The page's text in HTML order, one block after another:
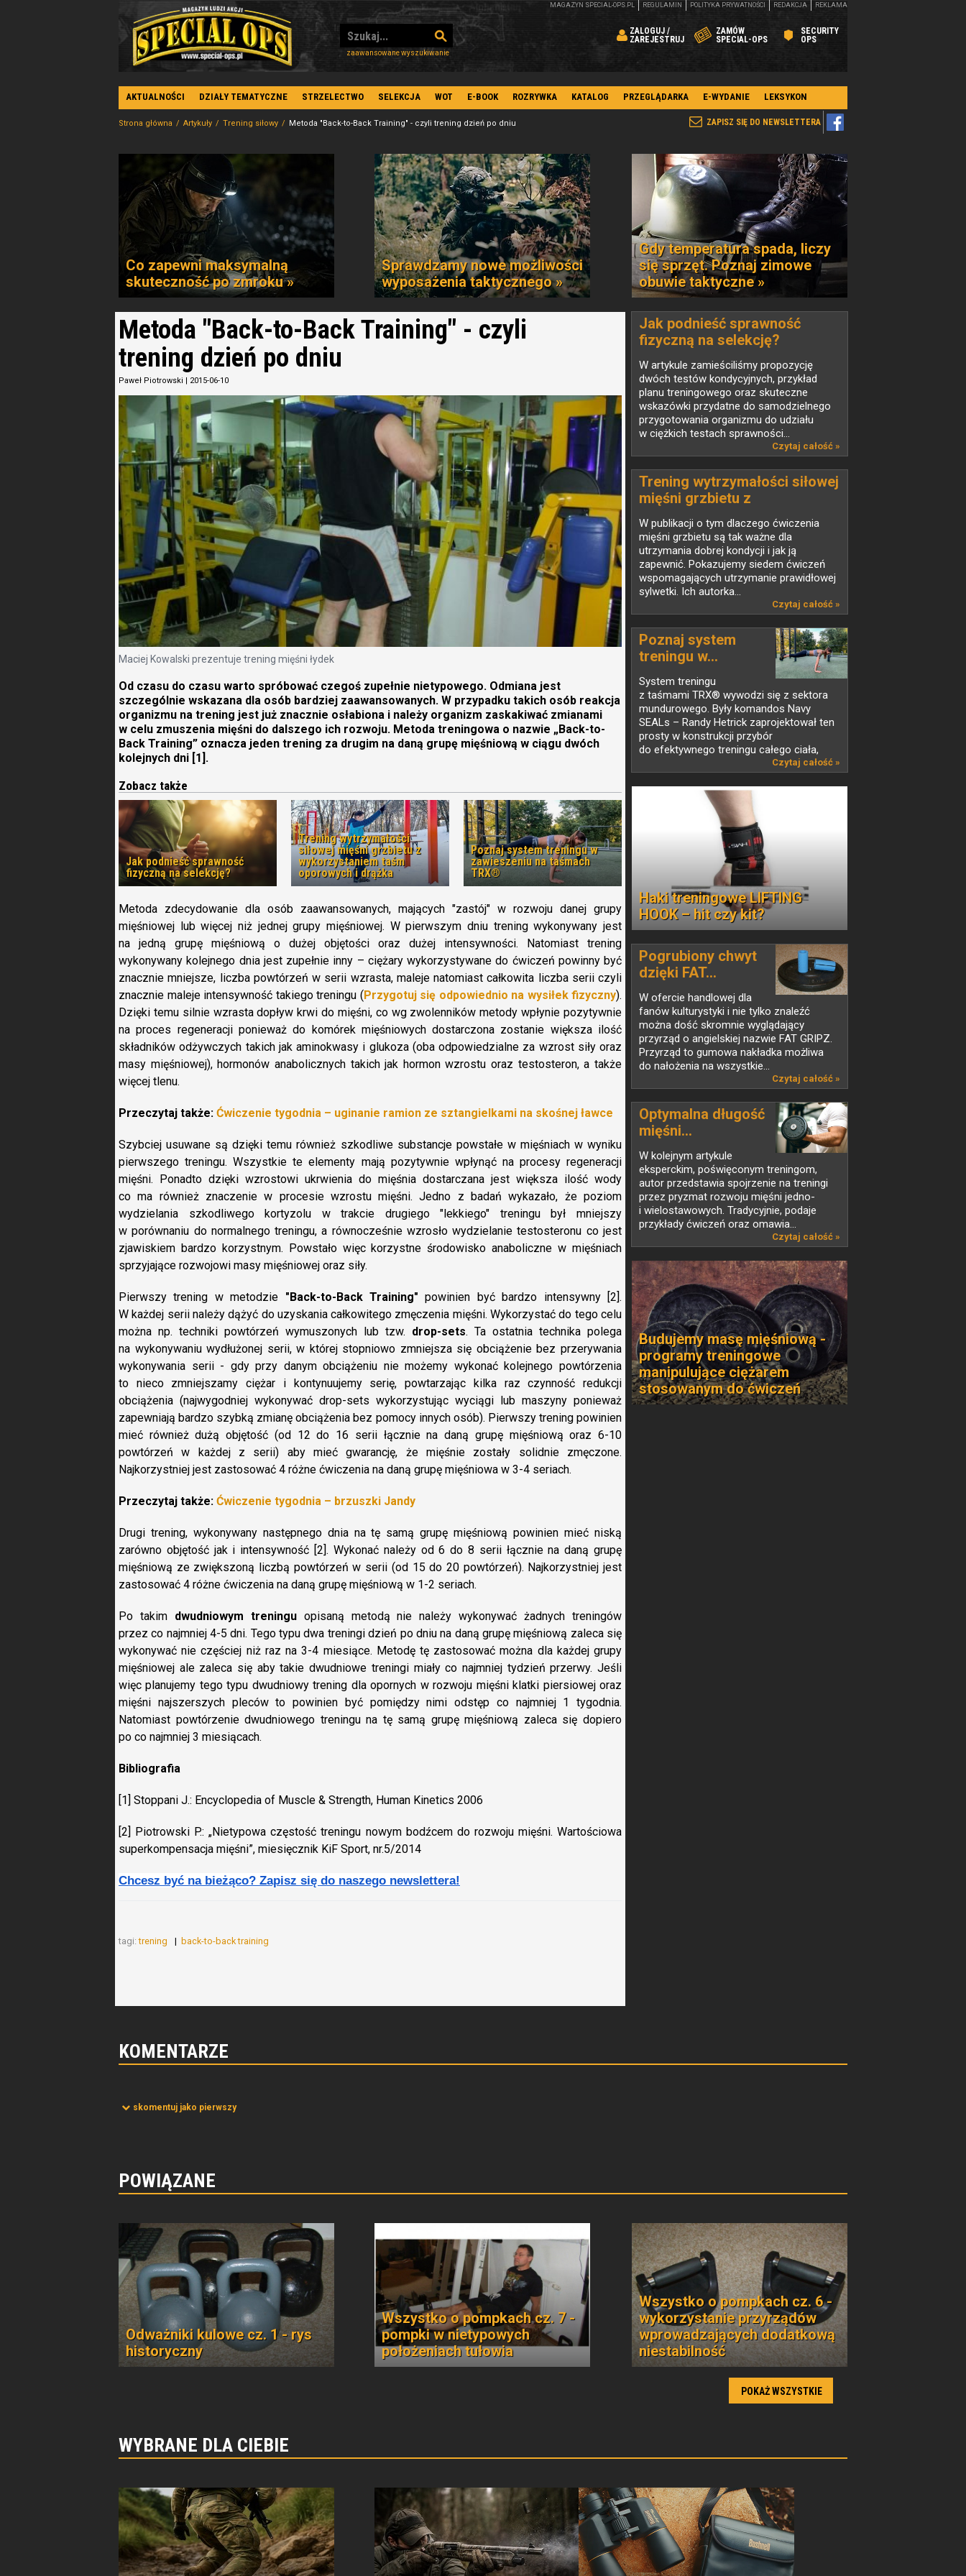
zaawansowane wyszukiwanie
ZALOGUJ /
ZAREJESTRUJ
ZAMÓW
SPECIAL-OPS
SECURITY
OPS
MAGAZYN SPECIAL-OPS.PL REGULAMIN POLITYKA PRYWATNOŚCI REDAKCJA REKLAMA
AKTUALNOŚCI DZIAŁY TEMATYCZNE STRZELECTWO SELEKCJA WOT E-BOOK ROZRYWKA KATALOG PRZEGLĄDARKA E-WYDANIE LEKSYKON
ZAPISZ SIĘ DO NEWSLETTERA
Strona główna Artykuły Trening siłowy Metoda "Back-to-Back Training" - czyli trening dzień po dniu
Co zapewni maksymalną
skuteczność po zmroku »
Sprawdzamy nowe możliwości
wyposażenia taktycznego »
Gdy temperatura spada, liczy
się sprzęt. Poznaj zimowe
obuwie taktyczne »
Metoda "Back-to-Back Training" - czyli
trening dzień po dniu
Paweł Piotrowski | 2015-06-10
Maciej Kowalski prezentuje trening mięśni łydek
Od czasu do czasu warto spróbować czegoś zupełnie nietypowego. Odmiana jest
szczególnie wskazana dla osób bardziej zaawansowanych. W przypadku takich osób reakcja
organizmu na trening jest już znacznie osłabiona i należy organizm zaskakiwać zmianami
w celu zmuszenia mięśni do dalszego ich rozwoju. Metoda treningowa o nazwie „Back-to-
Back Training” oznacza jeden trening za drugim na daną grupę mięśniową w ciągu dwóch
kolejnych dni [1].
Zobacz także
Jak podnieść sprawność
fizyczną na selekcję?
Trening wytrzymałości
siłowej mięśni grzbietu z
wykorzystaniem taśm
oporowych i drążka
Poznaj system treningu w
zawieszeniu na taśmach
TRX®
Metoda zdecydowanie dla osób zaawansowanych, mających "zastój" w rozwoju danej grupy
mięśniowej lub więcej niż jednej grupy mięśniowej. W pierwszym dniu trening wykonywany jest
na jedną grupę mięśniową o dużej objętości oraz dużej intensywności. Natomiast trening
wykonywany kolejnego dnia jest zupełnie inny – ciężary wykorzystywane do ćwiczeń powinny być
znacznie mniejsze, liczba powtórzeń w serii wzrasta, maleje natomiast całkowita liczba serii czyli
znacznie maleje intensywność takiego treningu (Przygotuj się odpowiednio na wysiłek fizyczny).
Dzięki temu silnie wzrasta dopływ krwi do mięśni, co wg zwolenników metody wpłynie pozytywnie
na proces regeneracji ponieważ do komórek mięśniowych dostarczona zostanie większa ilość
składników odżywczych takich jak aminokwasy i glukoza (oba odpowiedzialne za wzrost siły oraz
masy mięśniowej), hormonów anabolicznych takich jak hormon wzrostu oraz testosteron, a także
więcej tlenu.
Przeczytaj także: Ćwiczenie tygodnia – uginanie ramion ze sztangielkami na skośnej ławce
Szybciej usuwane są dzięki temu również szkodliwe substancje powstałe w mięśniach w wyniku
pierwszego treningu. Wszystkie te elementy mają pozytywnie wpłynąć na procesy regeneracji
mięśni. Ponadto dzięki wzrostowi ukrwienia do mięśnia dostarczana jest większa ilość wody
co ma również znaczenie w procesie wzrostu mięśni. Jedno z badań wykazało, że poziom
wydzielania szkodliwego kortyzolu w trakcie drugiego "lekkiego" treningu był mniejszy
w porównaniu do normalnego treningu, a równocześnie wzrosło wydzielanie testosteronu co jest
zjawiskiem bardzo korzystnym. Powstało więc korzystne środowisko anaboliczne w mięśniach
sprzyjające rozwojowi masy mięśniowej oraz siły.
Pierwszy trening w metodzie "Back-to-Back Training" powinien być bardzo intensywny [2].
W każdej serii należy dążyć do uzyskania całkowitego zmęczenia mięśni. Wykorzystać do tego celu
można np. techniki powtórzeń wymuszonych lub tzw. drop-sets. Ta ostatnia technika polega
na wykonywaniu wydłużonej serii, w której stopniowo zmniejsza się obciążenie bez przerywania
wykonywania serii - gdy przy danym obciążeniu nie możemy wykonać kolejnego powtórzenia
to nieco zmniejszamy ciężar i kontynuujemy serię, powtarzając kilka raz czynność redukcji
obciążenia (najwygodniej wykonywać drop-sets wykorzystując wyciągi lub maszyny ponieważ
zapewniają bardzo szybką zmianę obciążenia bez pomocy innych osób). Pierwszy trening powinien
mieć również dużą objętość (od 12 do 16 serii łącznie na daną grupę mięśniową oraz 6-10
powtórzeń w każdej z serii) aby mieć gwarancję, że mięśnie zostały solidnie zmęczone.
Najkorzystniej jest zastosować 4 różne ćwiczenia na daną grupę mięśniowa w 3-4 seriach.
Przeczytaj także: Ćwiczenie tygodnia – brzuszki Jandy
Drugi trening, wykonywany następnego dnia na tę samą grupę mięśniową powinien mieć niską
zarówno objętość jak i intensywność [2]. Wykonać należy od 6 do 8 serii łącznie na daną grupę
mięśniową ze zwiększoną liczbą powtórzeń w serii (od 15 do 20 powtórzeń). Najkorzystniej jest
zastosować 4 różne ćwiczenia na daną grupę mięśniową w 1-2 seriach.
Po takim dwudniowym treninguopisaną metodą nie należy wykonywać żadnych treningów
przez co najmniej 4-5 dni. Tego typu dwa treningi dzień po dniu na daną grupę mięśniową zaleca się
wykonywać nie częściej niż raz na 3-4 miesiące. Metodę tę zastosować można dla każdej grupy
mięśniowej ale zaleca się aby takie dwudniowe treningi miały co najmniej tydzień przerwy. Jeśli
więc planujemy tego typu dwudniowy trening dla opornych w rozwoju mięśni klatki piersiowej oraz
mięśni najszerszych pleców to powinien być pomiędzy nimi odstęp co najmniej 1 tygodnia.
Natomiast powtórzenie dwudniowego treningu na tę samą grupę mięśniową zaleca się dopiero
po co najmniej 3 miesiącach.
Bibliografia
[1] Stoppani J.: Encyclopedia of Muscle & Strength, Human Kinetics 2006
[2] Piotrowski P.: „Nietypowa częstość treningu nowym bodźcem do rozwoju mięśni. Wartościowa
superkompensacja mięśni”, miesięcznik KiF Sport, nr.5/2014
Chcesz być na bieżąco? Zapisz się do naszego newslettera!
tagi: trening back-to-back training
Jak podnieść sprawność
fizyczną na selekcję?
W artykule zamieściliśmy propozycję
dwóch testów kondycyjnych, przykład
planu treningowego oraz skuteczne
wskazówki przydatne do samodzielnego
przygotowania organizmu do udziału
w ciężkich testach sprawności...
Czytaj całość »
Trening wytrzymałości siłowej
mięśni grzbietu z
wykorzystaniem taśm
oporowych i drążka
W publikacji o tym dlaczego ćwiczenia
mięśni grzbietu są tak ważne dla
utrzymania dobrej kondycji i jak ją
zapewnić. Pokazujemy siedem ćwiczeń
wspomagających utrzymanie prawidłowej
sylwetki. Ich autorka...
Czytaj całość »
Poznaj system
treningu w...
System treningu
z taśmami TRX® wywodzi się z sektora
mundurowego. Były komandos Navy
SEALs – Randy Hetrick zaprojektował ten
prosty w konstrukcji przybór
do efektywnego treningu całego ciała,
Czytaj całość »
Haki treningowe LIFTING
HOOK – hit czy kit?
Pogrubiony chwyt
dzięki FAT...
W ofercie handlowej dla
fanów kulturystyki i nie tylko znaleźć
można dość skromnie wyglądający
przyrząd o angielskiej nazwie FAT GRIPZ.
Przyrząd to gumowa nakładka możliwa
do nałożenia na wszystkie...
Czytaj całość »
Optymalna długość
mięśni...
W kolejnym artykule
eksperckim, poświęconym treningom,
autor przedstawia spojrzenie na treningi
przez pryzmat rozwoju mięśni jedno-
i wielostawowych. Tradycyjnie, podaje
przykłady ćwiczeń oraz omawia...
Czytaj całość »
Budujemy masę mięśniową -
programy treningowe
manipulujące ciężarem
stosowanym do ćwiczeń
KOMENTARZE
skomentuj jako pierwszy
POWIĄZANE
Odważniki kulowe cz. 1 - rys
historyczny
Wszystko o pompkach cz. 7 -
pompki w nietypowych
położeniach tułowia
Wszystko o pompkach cz. 6 -
wykorzystanie przyrządów
wprowadzających dodatkową
niestabilność
POKAŻ WSZYSTKIE
WYBRANE DLA CIEBIE